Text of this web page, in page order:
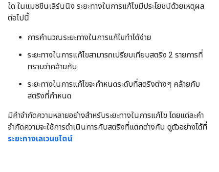
ใด ในแมชชีนเลิร์นนิง ระยะทางในการแก้ไขมีประโยชน์ด้วยเหตุผล
ต่อไปนี้
การคำนวณระยะทางในการแก้ไขทำได้ง่าย
ระยะทางในการแก้ไขสามารถเปรียบเทียบสตริง 2 รายการที่
ทราบว่าคล้ายกัน
ระยะทางในการแก้ไขจะกำหนดระดับที่สตริงต่างๆ คล้ายกับ
สตริงที่กำหนด
มีคำจำกัดความหลายอย่างสำหรับระยะทางในการแก้ไข โดยแต่ละคำ
จำกัดความจะใช้การดำเนินการกับสตริงที่แตกต่างกัน ดูตัวอย่างได้ที่
ระยะทางเลเวนชไตน์